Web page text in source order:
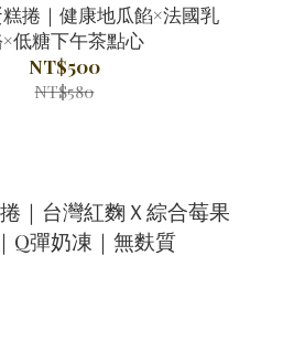
捲｜健康地瓜餡×法國乳
低糖下午茶點心
NT$500
NT$580